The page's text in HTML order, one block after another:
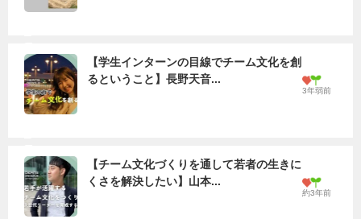
【学生インターンの目線でチーム文化を創
るということ】長野天音...
3年弱前
【チーム文化づくりを通して若者の生きに
くさを解決したい】山本...
約3年前